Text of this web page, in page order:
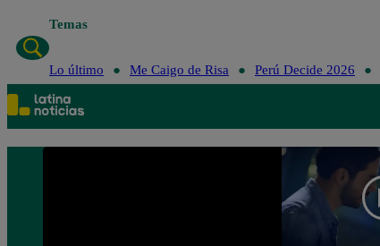
Temas
Lo último Me Caigo de Risa Perú Decide 2026